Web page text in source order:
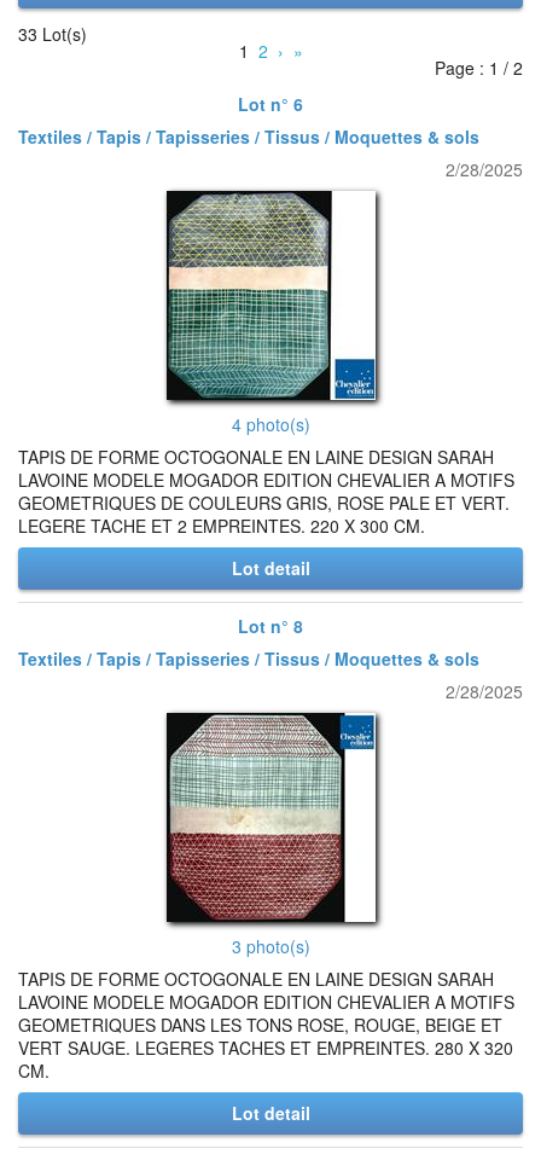
33 Lot(s)
1 2 › »
Page : 1 / 2
Lot n° 6
Textiles / Tapis / Tapisseries / Tissus / Moquettes & sols
2/28/2025
4 photo(s)
TAPIS DE FORME OCTOGONALE EN LAINE DESIGN SARAH
LAVOINE MODELE MOGADOR EDITION CHEVALIER A MOTIFS
GEOMETRIQUES DE COULEURS GRIS, ROSE PALE ET VERT.
LEGERE TACHE ET 2 EMPREINTES. 220 X 300 CM.
Lot detail
Lot n° 8
Textiles / Tapis / Tapisseries / Tissus / Moquettes & sols
2/28/2025
3 photo(s)
TAPIS DE FORME OCTOGONALE EN LAINE DESIGN SARAH
LAVOINE MODELE MOGADOR EDITION CHEVALIER A MOTIFS
GEOMETRIQUES DANS LES TONS ROSE, ROUGE, BEIGE ET
VERT SAUGE. LEGERES TACHES ET EMPREINTES. 280 X 320
CM.
Lot detail